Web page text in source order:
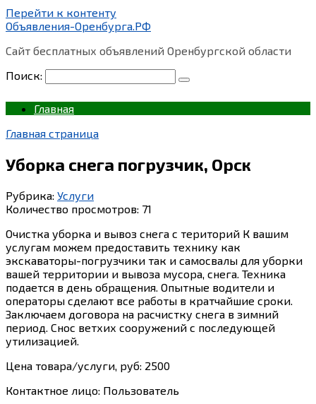
Перейти к контенту
Объявления-Оренбурга.РФ
Сайт бесплатных объявлений Оренбургской области
Поиск:
Главная
Главная страница
Уборка снега погрузчик, Орск
Рубрика: Услуги
Количество просмотров: 71
Очистка уборка и вывоз снега с територий К вашим
услугам можем предоставить технику как
экскаваторы-погрузчики так и самосвалы для уборки
вашей территории и вывоза мусора, снега. Техника
подается в день обращения. Опытные водители и
операторы сделают все работы в кратчайшие сроки.
Заключаем договора на расчистку снега в зимний
период. Снос ветхих сооружений с последующей
утилизацией.
Цена товара/услуги, руб: 2500
Контактное лицо: Пользователь